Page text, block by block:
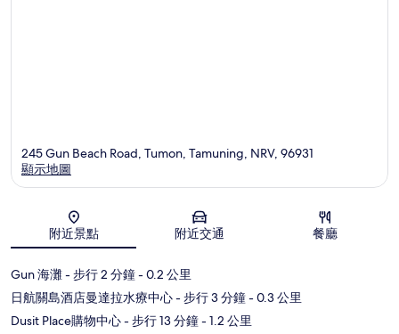
地圖
245 Gun Beach Road, Tumon, Tamuning, NRV, 96931
顯示地圖
附近景點 附近交通 餐廳
Gun 海灘- 步行 2 分鐘- 0.2 公里
日航關島酒店曼達拉水療中心- 步行 3 分鐘- 0.3 公里
Dusit Place購物中心- 步行 13 分鐘- 1.2 公里